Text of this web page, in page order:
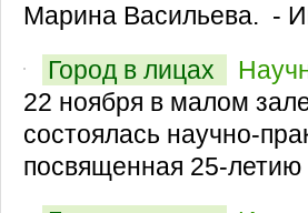
Марина Васильева. -
Город в лицах
22 ноября в малом
состоялась научно-
посвященная 25-